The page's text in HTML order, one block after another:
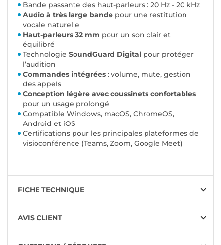
Bande passante des haut-parleurs : 20 Hz - 20 kHz
Audio à très large bande pour une restitution
vocale naturelle
Haut-parleurs 32 mm pour un son clair et
équilibré
Technologie SoundGuard Digital pour protéger
l’audition
Commandes intégrées : volume, mute, gestion
des appels
Conception légère avec coussinets confortables
pour un usage prolongé
Compatible Windows, macOS, ChromeOS,
Android et iOS
Certifications pour les principales plateformes de
visioconférence (Teams, Zoom, Google Meet)
FICHE TECHNIQUE
AVIS CLIENT